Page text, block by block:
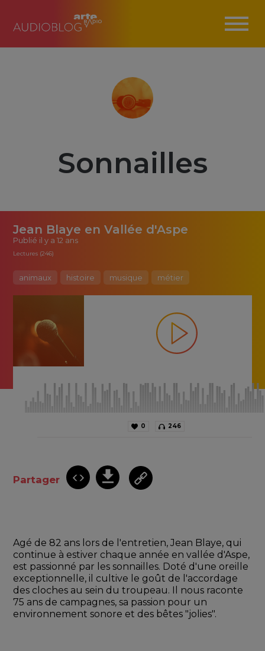
Sonnailles
Jean Blaye en Vallée d'Aspe
Publié il y a 12 ans
Lectures (246)
animaux histoire musique métier
0 246
Partager
Agé de 82 ans lors de l'entretien, Jean Blaye, qui
continue à estiver chaque année en vallée d'Aspe,
est passionné par les sonnailles. Doté d'une oreille
exceptionnelle, il cultive le goût de l'accordage
des cloches au sein du troupeau. Il nous raconte
75 ans de campagnes, sa passion pour un
environnement sonore et des bêtes "jolies".